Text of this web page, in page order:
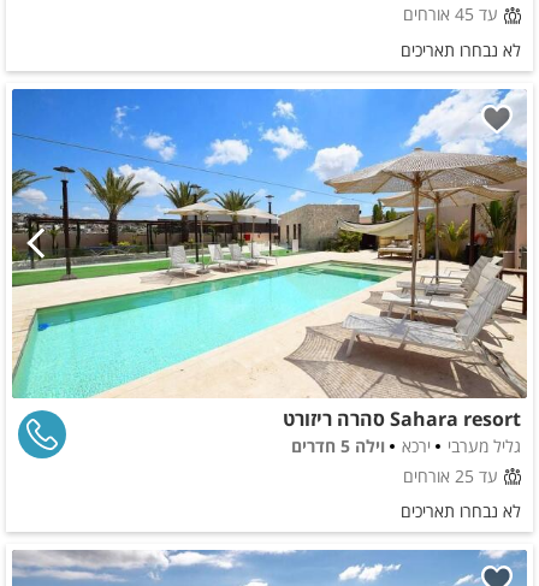
עד 45 אורחים
לא נבחרו תאריכים
Sahara resort סהרה ריזורט
גליל מערבי ירכא
וילה 5 חדרים
עד 25 אורחים
לא נבחרו תאריכים